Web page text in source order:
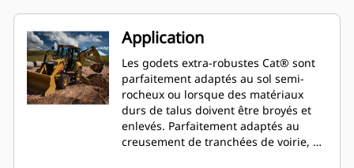
Application
Les godets extra-robustes Cat® sont
parfaitement adaptés au sol semi-
rocheux ou lorsque des matériaux
durs de talus doivent être broyés et
enlevés. Parfaitement adaptés au
creusement de tranchées de voirie, de